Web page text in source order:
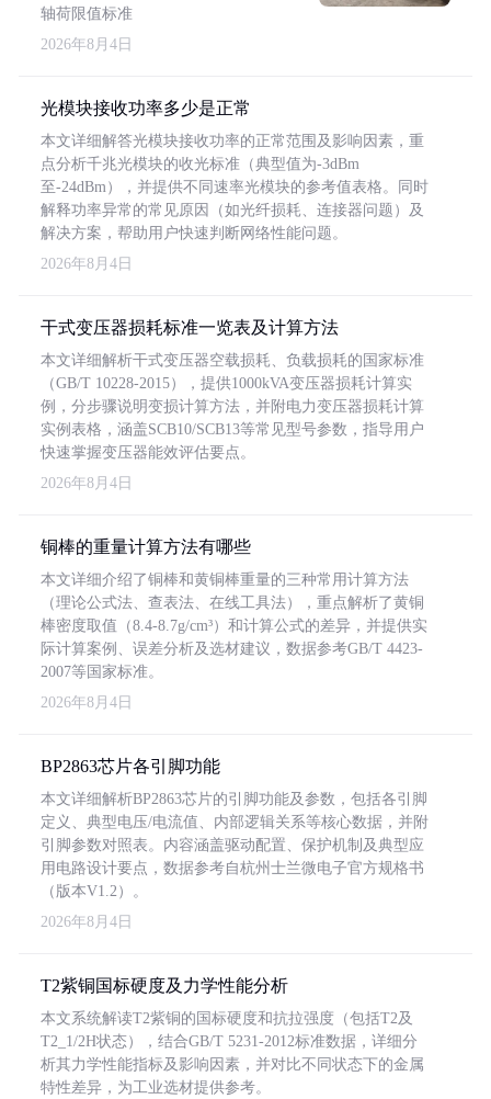
轴荷限值标准
2026年8月4日
光模块接收功率多少是正常
本文详细解答光模块接收功率的正常范围及影响因素，重
点分析千兆光模块的收光标准（典型值为-3dBm
至-24dBm），并提供不同速率光模块的参考值表格。同时
解释功率异常的常见原因（如光纤损耗、连接器问题）及
解决方案，帮助用户快速判断网络性能问题。
2026年8月4日
干式变压器损耗标准一览表及计算方法
本文详细解析干式变压器空载损耗、负载损耗的国家标准
（GB/T 10228-2015），提供1000kVA变压器损耗计算实
例，分步骤说明变损计算方法，并附电力变压器损耗计算
实例表格，涵盖SCB10/SCB13等常见型号参数，指导用户
快速掌握变压器能效评估要点。
2026年8月4日
铜棒的重量计算方法有哪些
本文详细介绍了铜棒和黄铜棒重量的三种常用计算方法
（理论公式法、查表法、在线工具法），重点解析了黄铜
棒密度取值（8.4-8.7g/cm³）和计算公式的差异，并提供实
际计算案例、误差分析及选材建议，数据参考GB/T 4423-
2007等国家标准。
2026年8月4日
BP2863芯片各引脚功能
本文详细解析BP2863芯片的引脚功能及参数，包括各引脚
定义、典型电压/电流值、内部逻辑关系等核心数据，并附
引脚参数对照表。内容涵盖驱动配置、保护机制及典型应
用电路设计要点，数据参考自杭州士兰微电子官方规格书
（版本V1.2）。
2026年8月4日
T2紫铜国标硬度及力学性能分析
本文系统解读T2紫铜的国标硬度和抗拉强度（包括T2及
T2_1/2H状态），结合GB/T 5231-2012标准数据，详细分
析其力学性能指标及影响因素，并对比不同状态下的金属
特性差异，为工业选材提供参考。